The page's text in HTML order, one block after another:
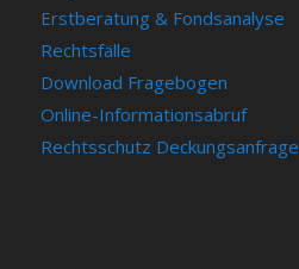
Erstberatung & Fondsanalyse
Rechtsfälle
Download Fragebogen
Online-Informationsabruf
Rechtsschutz Deckungsanfrage